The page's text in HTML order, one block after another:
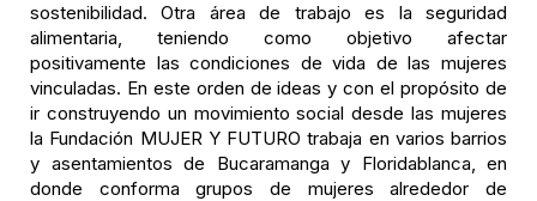
sostenibilidad. Otra área de trabajo es la seguridad
alimentaria, teniendo como objetivo afectar
positivamente las condiciones de vida de las mujeres
vinculadas. En este orden de ideas y con el propósito de
ir construyendo un movimiento social desde las mujeres
la Fundación MUJER Y FUTURO trabaja en varios barrios
y asentamientos de Bucaramanga y Floridablanca, en
donde conforma grupos de mujeres alrededor de